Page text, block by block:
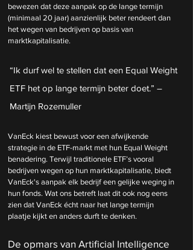
bewezen dat deze aanpak op de lange termijn
(minimaal 20 jaar) aanzienlijk beter rendeert dan
het wegen van bedrijven op basis van
marktkapitalisatie.
“Ik durf wel te stellen dat een Equal Weight
ETF het op lange termijn beter doet.” –
Martijn Rozemuller
VanEck kiest bewust voor een afwijkende
strategie in de ETF-markt met hun Equal Weight
benadering. Terwijl traditionele ETF’s vooral
bedrijven wegen op hun marktkapitalisatie, biedt
VanEck's aanpak elk bedrijf een gelijke weging in
hun fonds. Wat ons betreft laat dit ook nog eens
zien dat VanEck écht naar het lange termijn
plaatje kijkt en anders durft te denken.
De opmars van Artificial Intelligence